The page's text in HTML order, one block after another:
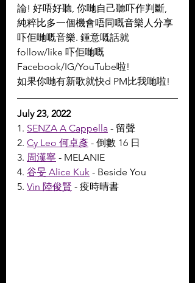
論! 好唔好聽, 你哋自己聽吓作判斷,
純粹比多一個機會唔同嘅音樂人分享
吓佢哋嘅音樂. 鍾意嘅話就
follow/like 吓佢哋嘅
Facebook/IG/YouTube啦!
如果你哋有新歌就快d PM比我哋啦!
July 23, 2022
1. SENZA A Cappella - 留聲
2. Cy Leo 何卓彥 - 倒數 16 日
3. 周漢寧 - MELANIE
4. 谷旻 Alice Kuk - Beside You
5. Vin 陸俊賢 - 疫時晴書